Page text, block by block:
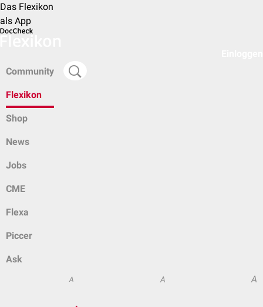
Das Flexikon
als App
Community
Flexikon
Shop
News
Jobs
CME
Flexa
Piccer
Ask
A A A